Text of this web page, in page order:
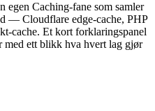
egen Caching-fane som samler
— Cloudflare edge-cache, PHP
cache. Et kort forklaringspanel
med ett blikk hva hvert lag gjør